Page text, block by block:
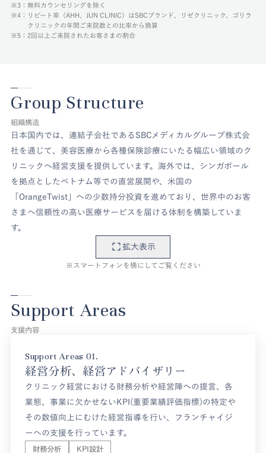
※3： 無料カウンセリングを除く
※4：
リピート率（AHH、JUN CLINIC）はSBCブランド、リゼクリニック、ゴリラ
クリニックの年間ご来院数との比率から換算
※5： 2回以上ご来院されたお客さまの割合
Group Structure
組織構造
日本国内では、連結子会社であるSBCメディカルグループ株式会
社を通じて、美容医療から各種保険診療にいたる幅広い領域のク
リニックへ経営支援を提供しています。海外では、シンガポール
を拠点としたベトナム等での直営展開や、米国の
「OrangeTwist」への少数持分投資を進めており、世界中のお客
さまへ信頼性の高い医療サービスを届ける体制を構築していま
す。
拡大表示
※スマートフォンを横にしてご覧ください
Support Areas
支援内容
Support Areas 01.
経営分析、経営アドバイザリー
クリニック経営における財務分析や経営陣への提言、各
業態、事業に欠かせないKPI(重要業績評価指標)の特定や
その数値向上にむけた経営指導を行い、フランチャイジ
ーへの支援を行っています。
財務分析 KPI設計